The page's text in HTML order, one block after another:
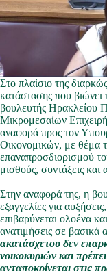
Στο πλαίσιο της
κατάστασης που
βουλευτής Ηρακλείου
Μικρομεσαίων
αναφορά προς τον
Οικονομικών, με θέμα
επαναπροσδιορισμού
μισθούς, συντάξεις
Στην αναφορά της, η
εξαγγελίες για
επιβαρύνεται ολοένα
ανατιμήσεις σε βασικά
ακατάσχετου δεν
νοικοκυριών και
ανταποκρίνεται στις